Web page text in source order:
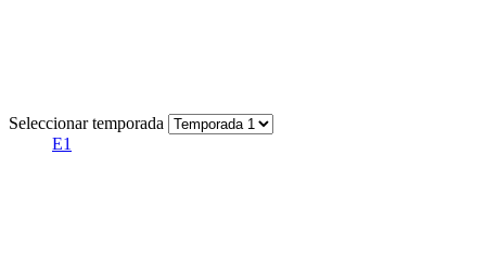
Seleccionar temporada
E1